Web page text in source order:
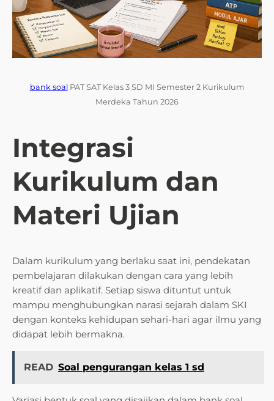
bank soalPAT SAT Kelas 3 SD MI Semester 2 Kurikulum
Merdeka Tahun 2026
Integrasi
Kurikulum dan
Materi Ujian
Dalam kurikulum yang berlaku saat ini, pendekatan
pembelajaran dilakukan dengan cara yang lebih
kreatif dan aplikatif. Setiap siswa dituntut untuk
mampu menghubungkan narasi sejarah dalam SKI
dengan konteks kehidupan sehari-hari agar ilmu yang
didapat lebih bermakna.
READ Soal pengurangan kelas 1 sd